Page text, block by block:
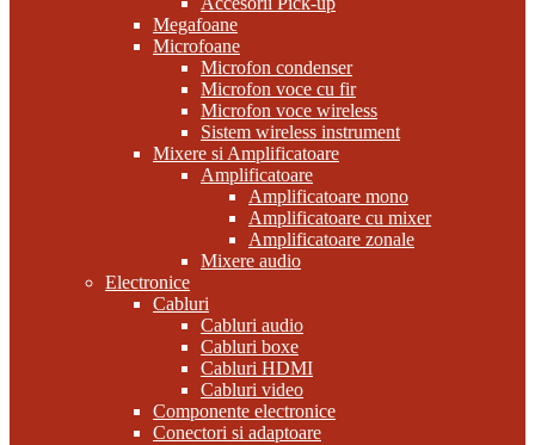
Megafoane
Microfoane
Microfon condenser
Microfon voce cu fir
Microfon voce wireless
Sistem wireless instrument
Mixere si Amplificatoare
Amplificatoare
Amplificatoare mono
Amplificatoare cu mixer
Amplificatoare zonale
Mixere audio
Electronice
Cabluri
Cabluri audio
Cabluri boxe
Cabluri HDMI
Cabluri video
Componente electronice
Conectori si adaptoare